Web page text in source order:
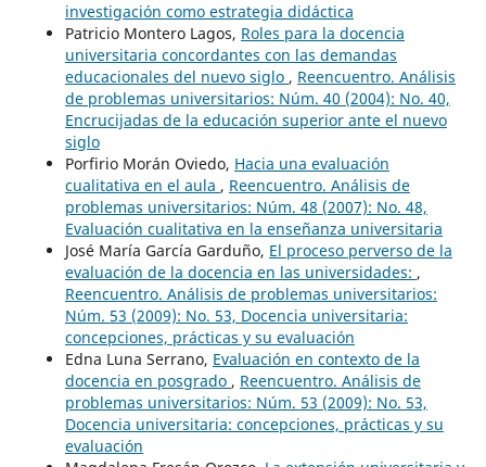
investigación como estrategia didáctica
Patricio Montero Lagos, Roles para la docencia
universitaria concordantes con las demandas
educacionales del nuevo siglo , Reencuentro. Análisis
de problemas universitarios: Núm. 40 (2004): No. 40,
Encrucijadas de la educación superior ante el nuevo
siglo
Porfirio Morán Oviedo, Hacia una evaluación
cualitativa en el aula , Reencuentro. Análisis de
problemas universitarios: Núm. 48 (2007): No. 48,
Evaluación cualitativa en la enseñanza universitaria
José María García Garduño, El proceso perverso de la
evaluación de la docencia en las universidades: ,
Reencuentro. Análisis de problemas universitarios:
Núm. 53 (2009): No. 53, Docencia universitaria:
concepciones, prácticas y su evaluación
Edna Luna Serrano, Evaluación en contexto de la
docencia en posgrado , Reencuentro. Análisis de
problemas universitarios: Núm. 53 (2009): No. 53,
Docencia universitaria: concepciones, prácticas y su
evaluación